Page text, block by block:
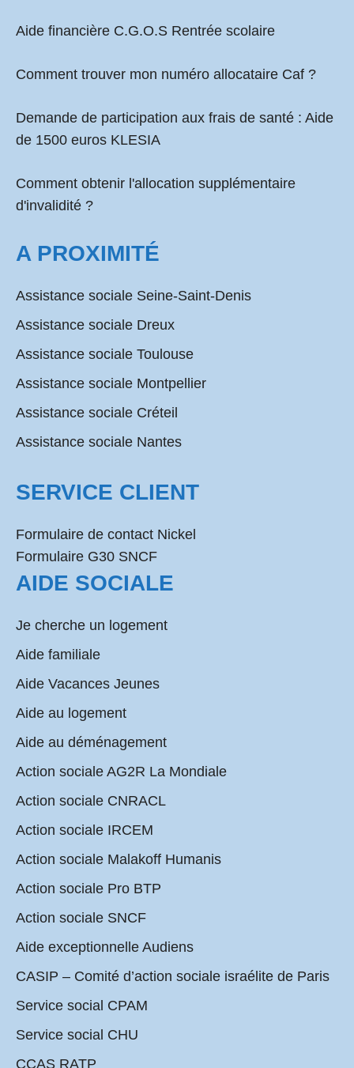
Aide financière C.G.O.S Rentrée scolaire
Comment trouver mon numéro allocataire Caf ?
Demande de participation aux frais de santé : Aide
de 1500 euros KLESIA
Comment obtenir l'allocation supplémentaire
d'invalidité ?
A PROXIMITÉ
Assistance sociale Seine-Saint-Denis
Assistance sociale Dreux
Assistance sociale Toulouse
Assistance sociale Montpellier
Assistance sociale Créteil
Assistance sociale Nantes
SERVICE CLIENT
Formulaire de contact Nickel
Formulaire G30 SNCF
AIDE SOCIALE
Je cherche un logement
Aide familiale
Aide Vacances Jeunes
Aide au logement
Aide au déménagement
Action sociale AG2R La Mondiale
Action sociale CNRACL
Action sociale IRCEM
Action sociale Malakoff Humanis
Action sociale Pro BTP
Action sociale SNCF
Aide exceptionnelle Audiens
CASIP – Comité d’action sociale israélite de Paris
Service social CPAM
Service social CHU
CCAS RATP